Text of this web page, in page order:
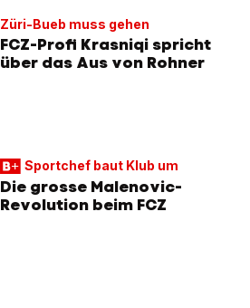
Züri-Bueb muss gehen
FCZ-Profi Krasniqi spricht
über das Aus von Rohner
Sportchef baut Klub um
Die grosse Malenovic-
Revolution beim FCZ